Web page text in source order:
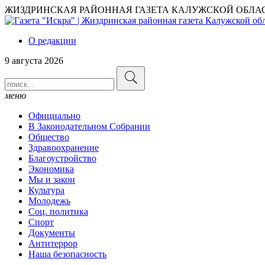
ЖИЗДРИНСКАЯ РАЙОННАЯ ГАЗЕТА КАЛУЖСКОЙ
О редакции
9 августа 2026
меню
Официально
В Законодательном Собрании
Общество
Здравоохранение
Благоустройство
Экономика
Мы и закон
Культура
Молодежь
Соц. политика
Спорт
Документы
Антитеррор
Наша безопасность